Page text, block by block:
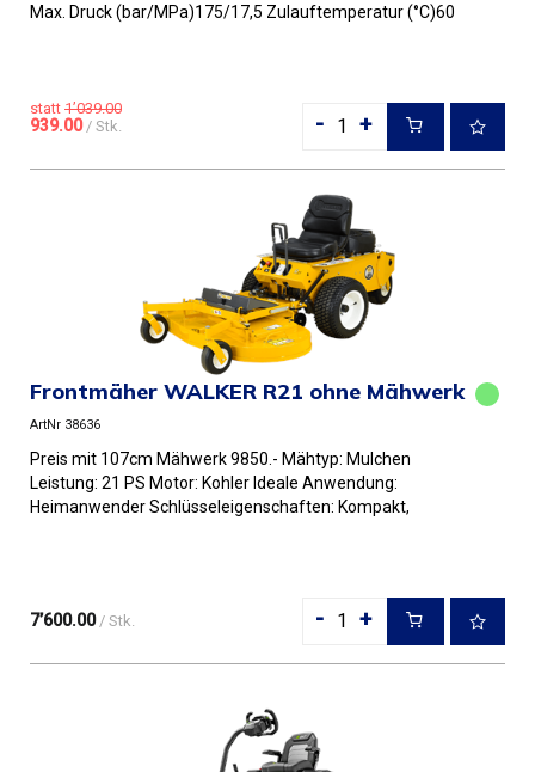
Max. Druck (bar/MPa)175/17,5 Zulauftemperatur (°C)60
- +
statt 1’039.00
939.00 / Stk.
Frontmäher WALKER R21 ohne Mähwerk
ArtNr 38636
Preis mit 107cm Mähwerk 9850.- Mähtyp: Mulchen
Leistung: 21 PS Motor: Kohler Ideale Anwendung:
Heimanwender Schlüsseleigenschaften: Kompakt,
- +
7’600.00 / Stk.